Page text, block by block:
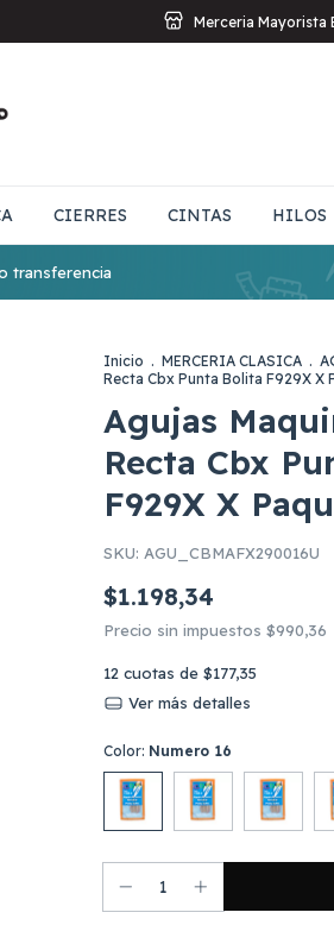
Merceria Mayorista
CIERRES CINTAS HILOS
transferencia
Inicio . MERCERIA CLASICA .
Recta Cbx Punta Bolita F929X X
Agujas
Recta Cbx
F929X X
SKU: AGU_CBMAFX290016U
$1.198,34
Precio sin impuestos $990,36
12 cuotas de $177,35
Ver más detalles
Color: Numero 16